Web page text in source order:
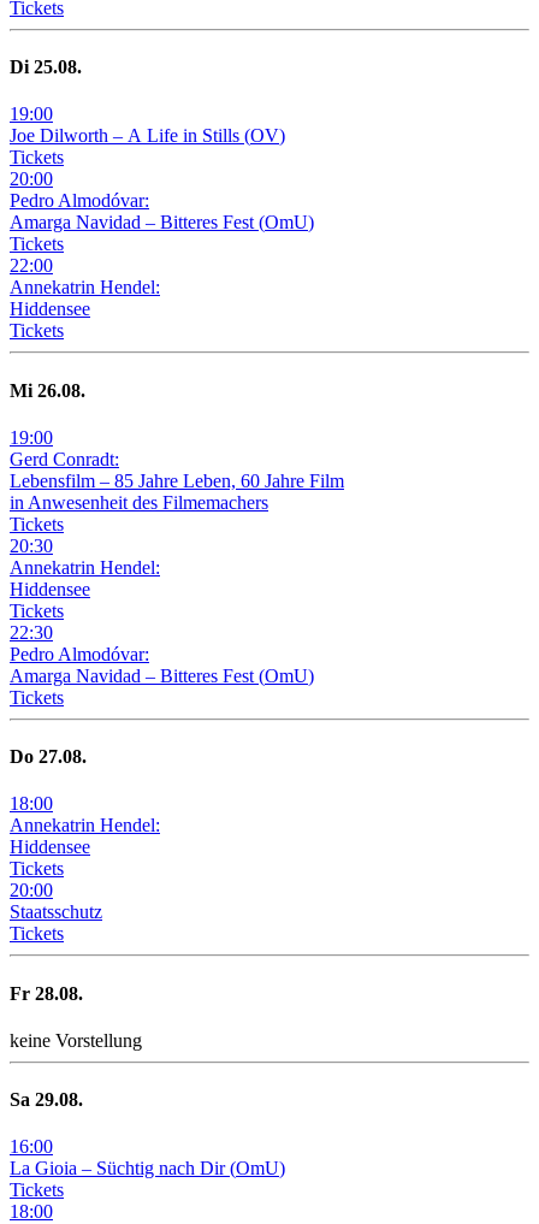
Tickets
Di 25.08.
19:00
Joe Dilworth – A Life in Stills (OV)
Tickets
20:00
Pedro Almodóvar:
Amarga Navidad – Bitteres Fest (OmU)
Tickets
22:00
Annekatrin Hendel:
Hiddensee
Tickets
Mi 26.08.
19:00
Gerd Conradt:
Lebensfilm – 85 Jahre Leben, 60 Jahre Film
in Anwesenheit des Filmemachers
Tickets
20:30
Annekatrin Hendel:
Hiddensee
Tickets
22:30
Pedro Almodóvar:
Amarga Navidad – Bitteres Fest (OmU)
Tickets
Do 27.08.
18:00
Annekatrin Hendel:
Hiddensee
Tickets
20:00
Staatsschutz
Tickets
Fr 28.08.
keine Vorstellung
Sa 29.08.
16:00
La Gioia – Süchtig nach Dir (OmU)
Tickets
18:00